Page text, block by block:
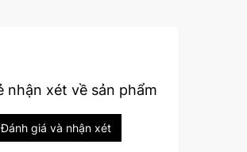
nhận xét về sản phẩm
Đánh giá và nhận xét